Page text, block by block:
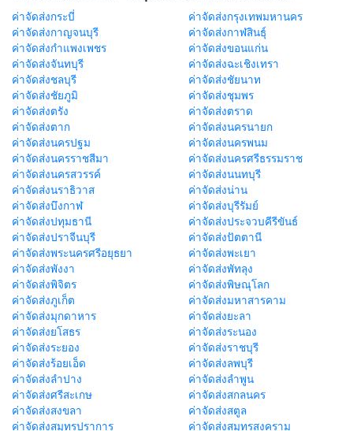
ค่าจัดส่งกระบี่
ค่าจัดส่งกรุงเทพมหานคร
ค่าจัดส่งกาญจนบุรี
ค่าจัดส่งกาฬสินธุ์
ค่าจัดส่งกำแพงเพชร
ค่าจัดส่งขอนแก่น
ค่าจัดส่งจันทบุรี
ค่าจัดส่งฉะเชิงเทรา
ค่าจัดส่งชลบุรี
ค่าจัดส่งชัยนาท
ค่าจัดส่งชัยภูมิ
ค่าจัดส่งชุมพร
ค่าจัดส่งตรัง
ค่าจัดส่งตราด
ค่าจัดส่งตาก
ค่าจัดส่งนครนายก
ค่าจัดส่งนครปฐม
ค่าจัดส่งนครพนม
ค่าจัดส่งนครราชสีมา
ค่าจัดส่งนครศรีธรรมราช
ค่าจัดส่งนครสวรรค์
ค่าจัดส่งนนทบุรี
ค่าจัดส่งนราธิวาส
ค่าจัดส่งน่าน
ค่าจัดส่งบึงกาฬ
ค่าจัดส่งบุรีรัมย์
ค่าจัดส่งปทุมธานี
ค่าจัดส่งประจวบคีรีขันธ์
ค่าจัดส่งปราจีนบุรี
ค่าจัดส่งปัตตานี
ค่าจัดส่งพระนครศรีอยุธยา
ค่าจัดส่งพะเยา
ค่าจัดส่งพังงา
ค่าจัดส่งพัทลุง
ค่าจัดส่งพิจิตร
ค่าจัดส่งพิษณุโลก
ค่าจัดส่งภูเก็ต
ค่าจัดส่งมหาสารคาม
ค่าจัดส่งมุกดาหาร
ค่าจัดส่งยะลา
ค่าจัดส่งยโสธร
ค่าจัดส่งระนอง
ค่าจัดส่งระยอง
ค่าจัดส่งราชบุรี
ค่าจัดส่งร้อยเอ็ด
ค่าจัดส่งลพบุรี
ค่าจัดส่งลำปาง
ค่าจัดส่งลำพูน
ค่าจัดส่งศรีสะเกษ
ค่าจัดส่งสกลนคร
ค่าจัดส่งสงขลา
ค่าจัดส่งสตูล
ค่าจัดส่งสมุทรปราการ
ค่าจัดส่งสมุทรสงคราม